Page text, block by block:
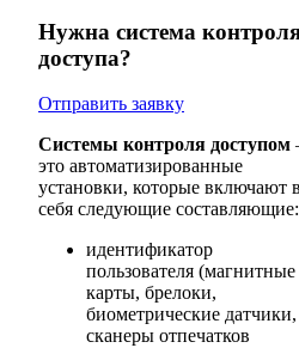
Нужна система
доступа?
Отправить заявку
Системы контроля доступом
это автоматизированные
установки, которые включают
себя следующие составляющие:
идентификатор
пользователя (магнитные
карты, брелоки,
биометрические датчики,
сканеры отпечатков